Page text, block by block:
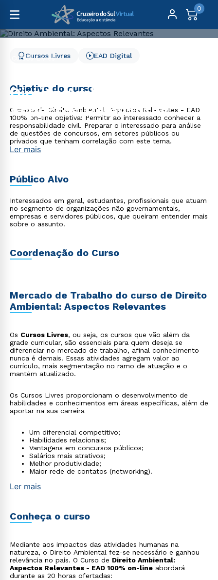
0
Cursos Livres
Direito Ambiental:
Aspectos Relevantes
Cursos Livres EAD Digital
Objetivo do curso
O curso de Direito Ambiental: Aspectos Relevantes - EAD
100% on-line objetiva: Permitir ao interessado conhecer a
responsabilidade civil. Preparar o interessado para análise
de questões de concursos, em setores públicos ou
privados que tenham correlação com este tema.
Ler mais
Público Alvo
Interessados em geral, estudantes, profissionais que atuam
no segmento de organizações não governamentais,
empresas e servidores públicos, que queiram entender mais
sobre o assunto.
Coordenação do Curso
Mercado de Trabalho do curso de Direito
Ambiental: Aspectos Relevantes
Os Cursos Livres, ou seja, os cursos que vão além da
grade curricular, são essenciais para quem deseja se
diferenciar no mercado de trabalho, afinal conhecimento
nunca é demais. Essas atividades agregam valor ao
currículo, mais segmentação no ramo de atuação e o
mantém atualizado.
Os Cursos Livres proporcionam o desenvolvimento de
habilidades e conhecimentos em áreas específicas, além de
aportar na sua carreira
Um diferencial competitivo;
Habilidades relacionais;
Vantagens em concursos públicos;
Salários mais atrativos;
Melhor produtividade;
Maior rede de contatos (networking).
Ler mais
Conheça o curso
Mediante aos impactos das atividades humanas na
natureza, o Direito Ambiental fez-se necessário e ganhou
relevância no país. O Curso de Direito Ambiental:
Aspectos Relevantes - EAD 100% on-line abordará
durante as 20 horas ofertadas: